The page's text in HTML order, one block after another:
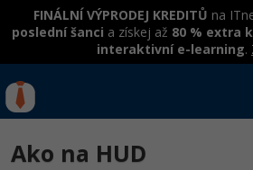
FINÁLNÍ VÝPRODEJ KREDITŮ na
poslední šanci a získej až 80 % extra
interaktivní e-learning.
Ako na HUD